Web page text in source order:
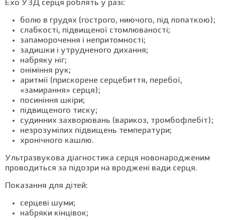
Ехо УЗД серця роблять у разі:
болю в грудях (гострого, ниючого, під лопаткою);
слабкості, підвищеної стомлюваності;
запаморочення і непритомності;
задишки і утрудненого дихання;
набряку ніг;
оніміння рук;
аритмії (прискорене серцебиття, перебої,
«замирання» серця);
посиніння шкіри;
підвищеного тиску;
судинних захворювань (варикоз, тромбофлебіт);
незрозумілих підвищень температури;
хронічного кашлю.
Ультразвукова діагностика серця новонародженим
проводиться за підозри на вроджені вади серця.
Показання для дітей:
серцеві шуми;
набряки кінцівок;